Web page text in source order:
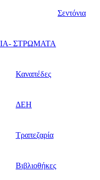
Σεντόνια
ΣΤΡΩΜΑΤΑ
Καναπέδες
ΔΕΗ
Τραπεζαρία
Βιβλιοθήκες